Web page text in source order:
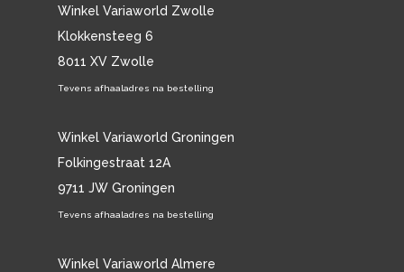
Winkel Variaworld Zwolle
Klokkensteeg 6
8011 XV Zwolle
Tevens afhaaladres na bestelling
Winkel Variaworld Groningen
Folkingestraat 12A
9711 JW Groningen
Tevens afhaaladres na bestelling
Winkel Variaworld Almere